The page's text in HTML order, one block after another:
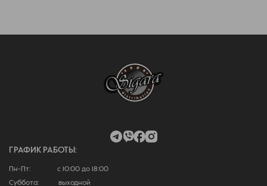
ГРАФИК РАБОТЫ:
Пн-Пт: с 10:00 до 18:00
Суббота: выходной